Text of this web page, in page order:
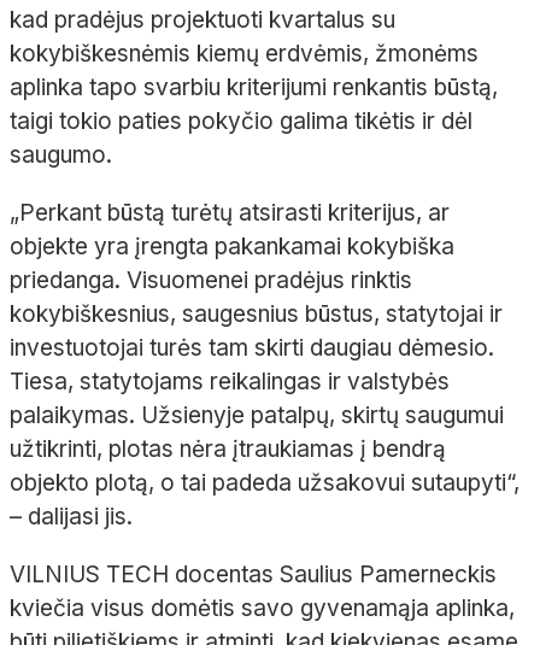
kad pradėjus projektuoti kvartalus su
kokybiškesnėmis kiemų erdvėmis, žmonėms
aplinka tapo svarbiu kriterijumi renkantis būstą,
taigi tokio paties pokyčio galima tikėtis ir dėl
saugumo.
„Perkant būstą turėtų atsirasti kriterijus, ar
objekte yra įrengta pakankamai kokybiška
priedanga. Visuomenei pradėjus rinktis
kokybiškesnius, saugesnius būstus, statytojai ir
investuotojai turės tam skirti daugiau dėmesio.
Tiesa, statytojams reikalingas ir valstybės
palaikymas. Užsienyje patalpų, skirtų saugumui
užtikrinti, plotas nėra įtraukiamas į bendrą
objekto plotą, o tai padeda užsakovui sutaupyti“,
– dalijasi jis.
VILNIUS TECH docentas Saulius Pamerneckis
kviečia visus domėtis savo gyvenamąja aplinka,